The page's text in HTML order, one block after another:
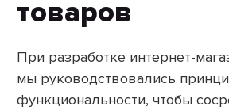
товаров
При разработке интернет-
мы руководствовались
функциональности, чтобы